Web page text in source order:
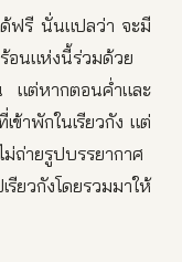
ด้ฟรี นั่นแปลว่า จะมี
อนแห่งนี้ร่วมด้วย
แต่หากตอนค่ำและ
ข้าพักในเรียวกัง แต่
ถ่ายรูปบรรยากาศ
วกังโดยรวมมาให้